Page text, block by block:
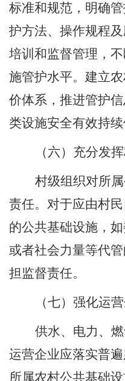
标准和规范，明确
护方法、操作规程
培训和监督管理，
施管护水平。建立
价体系，推进管护
类设施安全有效持续
（六） 充分发
村级组织对所
责任。对于应由村
的公共基础设施，
或者社会力量等代
担监督责任。
（七） 强化运
供水、电力、
运营企业应落实普
所属农村公共基础